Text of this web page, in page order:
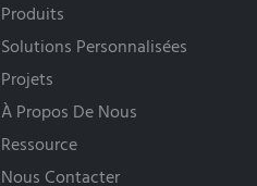
Produits
Solutions Personnalisées
Projets
À Propos De Nous
Ressource
Nous Contacter